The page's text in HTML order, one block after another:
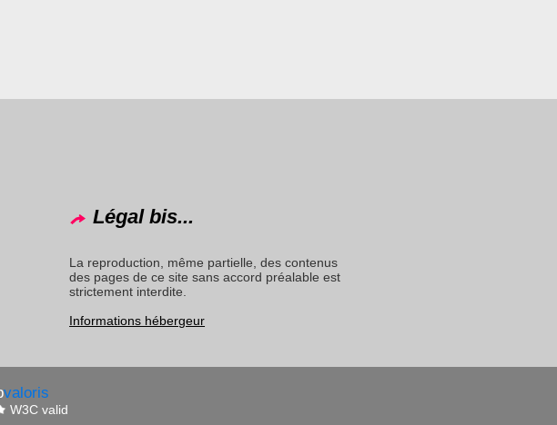
Légal bis...
La reproduction, même partielle, des contenus
des pages de ce site sans accord préalable est
strictement interdite.
Informations hébergeur
valoris
W3C valid